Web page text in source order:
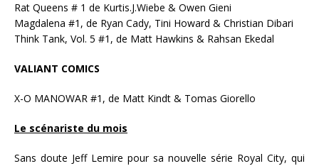
Rat Queens # 1 de Kurtis.J.Wiebe & Owen Gieni
Magdalena #1, de Ryan Cady, Tini Howard & Christian Dibari
Think Tank, Vol. 5 #1, de Matt Hawkins & Rahsan Ekedal
VALIANT COMICS
X-O MANOWAR #1, de Matt Kindt & Tomas Giorello
Le scénariste du mois
Sans doute Jeff Lemire pour sa nouvelle série Royal City, qui